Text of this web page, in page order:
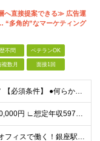
へ直接提案できる≫ 広告運
“多角的”なマーケティング
不問 ベテランOK
複数月 面接1回
＼20代・30代活躍中！／ 【必須条件】 ●何らかのデジタルマーケティング実務経験（toB・toC不問） ※学歴不問 ≪こんな方にぴったりです！≫ ★MA/CRMツールの設計・運用実務経験（1年以上
◆月給：398,000円～540,000円 ∟想定年収597万円～810万円 ※経験・スキルにより、給与額を決定します ※上記月給には固定残業代（月20時間分/53,600円～72,800円）を含み
＼GINZA SIXのキレイなオフィスで働く！銀座駅・東銀座駅から徒歩1分／ ★東京都中央区銀座6-10-1 GINZA SIX 9F (変更の範囲)上記を除く当社関連勤務地